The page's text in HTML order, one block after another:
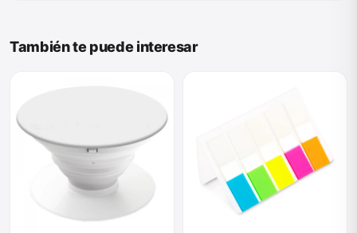
También te puede interesar